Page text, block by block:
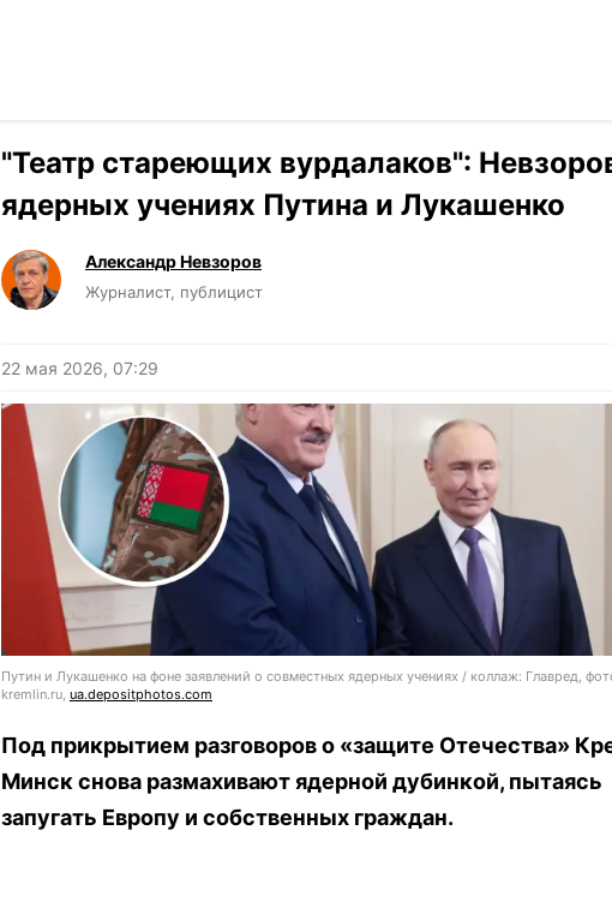
"Театр стареющих вурдалаков":
ядерных учениях Путина и Лукашенко
Александр Невзоров
Журналист, публицист
22 мая 2026, 07:29
Путин и Лукашенко на фоне заявлений о совместных ядерных учениях / коллаж: Главред,
kremlin.ru, ua.depositphotos.com
Под прикрытием разговоров о «защите Отечества»
Минск снова размахивают ядерной дубинкой, пытаясь
запугать Европу и собственных граждан.